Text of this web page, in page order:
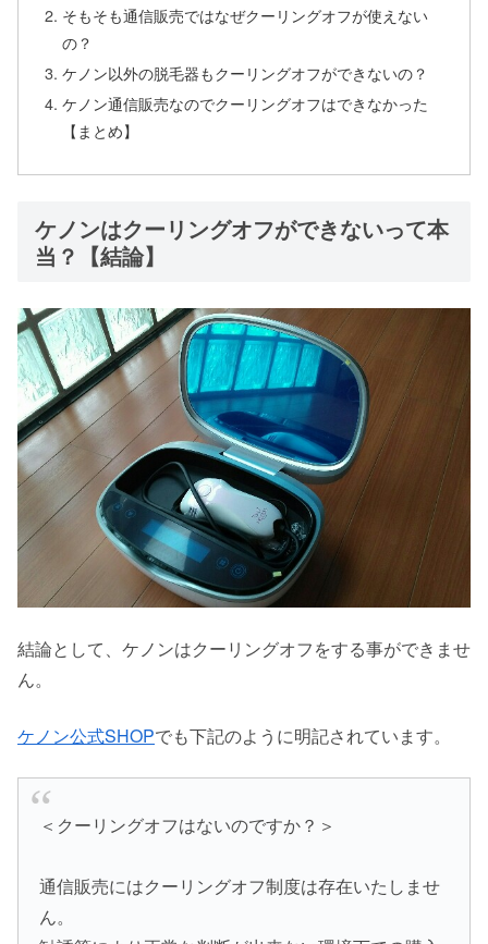
そもそも通信販売ではなぜクーリングオフが使えない
の？
ケノン以外の脱毛器もクーリングオフができないの？
ケノン通信販売なのでクーリングオフはできなかった
【まとめ】
ケノンはクーリングオフができないって本
当？【結論】
結論として、ケノンはクーリングオフをする事ができませ
ん。
ケノン公式SHOPでも下記のように明記されています。
＜クーリングオフはないのですか？＞
通信販売にはクーリングオフ制度は存在いたしませ
ん。